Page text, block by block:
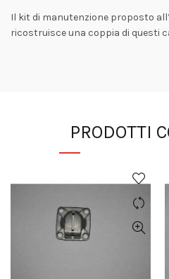
Il kit di manutenzione proposto
ricostruisce una coppia di questi
PRODOTTI